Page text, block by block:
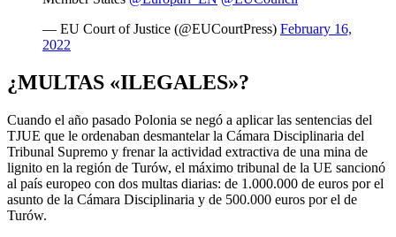
— EU Court of Justice (@EUCourtPress) February 16,
2022
¿MULTAS «ILEGALES»?
Cuando el año pasado Polonia se negó a aplicar las sentencias del
TJUE que le ordenaban desmantelar la Cámara Disciplinaria del
Tribunal Supremo y frenar la actividad extractiva de una mina de
lignito en la región de Turów, el máximo tribunal de la UE sancionó
al país europeo con dos multas diarias: de 1.000.000 de euros por el
asunto de la Cámara Disciplinaria y de 500.000 euros por el de
Turów.